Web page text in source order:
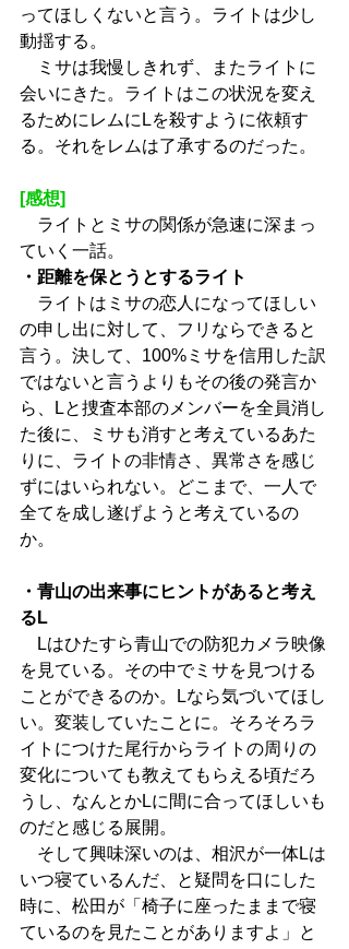
ってほしくないと言う。ライトは少し
動揺する。
ミサは我慢しきれず、またライトに
会いにきた。ライトはこの状況を変え
るためにレムにLを殺すように依頼す
る。それをレムは了承するのだった。
[感想]
ライトとミサの関係が急速に深まっ
ていく一話。
・距離を保とうとするライト
ライトはミサの恋人になってほしい
の申し出に対して、フリならできると
言う。決して、100%ミサを信用した訳
ではないと言うよりもその後の発言か
ら、Lと捜査本部のメンバーを全員消し
た後に、ミサも消すと考えているあた
りに、ライトの非情さ、異常さを感じ
ずにはいられない。どこまで、一人で
全てを成し遂げようと考えているの
か。
・青山の出来事にヒントがあると考え
るL
Lはひたすら青山での防犯カメラ映像
を見ている。その中でミサを見つける
ことができるのか。Lなら気づいてほし
い。変装していたことに。そろそろラ
イトにつけた尾行からライトの周りの
変化についても教えてもらえる頃だろ
うし、なんとかLに間に合ってほしいも
のだと感じる展開。
そして興味深いのは、相沢が一体Lは
いつ寝ているんだ、と疑問を口にした
時に、松田が「椅子に座ったままで寝
ているのを見たことがありますよ」と